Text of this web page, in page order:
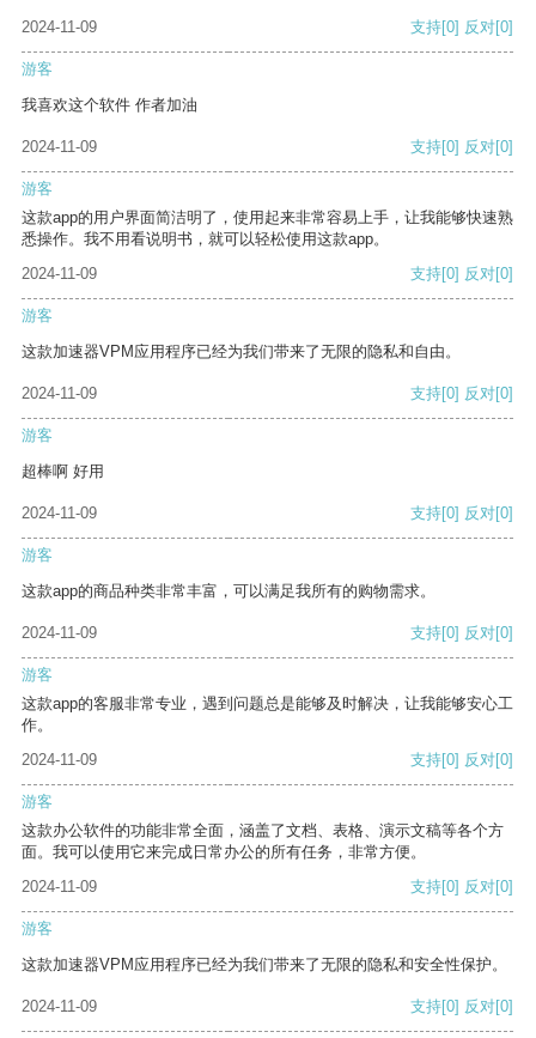
2024-11-09
支持[0] 反对[0]
游客
我喜欢这个软件 作者加油
2024-11-09 支持[0] 反对[0]
游客
这款app的用户界面简洁明了，使用起来非常容易上手，让我能够快速熟
悉操作。我不用看说明书，就可以轻松使用这款app。
2024-11-09
支持[0] 反对[0]
游客
这款加速器VPM应用程序已经为我们带来了无限的隐私和自由。
2024-11-09 支持[0] 反对[0]
游客
超棒啊 好用
2024-11-09 支持[0] 反对[0]
游客
这款app的商品种类非常丰富，可以满足我所有的购物需求。
2024-11-09 支持[0] 反对[0]
游客
这款app的客服非常专业，遇到问题总是能够及时解决，让我能够安心工
作。
2024-11-09
支持[0] 反对[0]
游客
这款办公软件的功能非常全面，涵盖了文档、表格、演示文稿等各个方
面。我可以使用它来完成日常办公的所有任务，非常方便。
2024-11-09
支持[0] 反对[0]
游客
这款加速器VPM应用程序已经为我们带来了无限的隐私和安全性保护。
2024-11-09 支持[0] 反对[0]